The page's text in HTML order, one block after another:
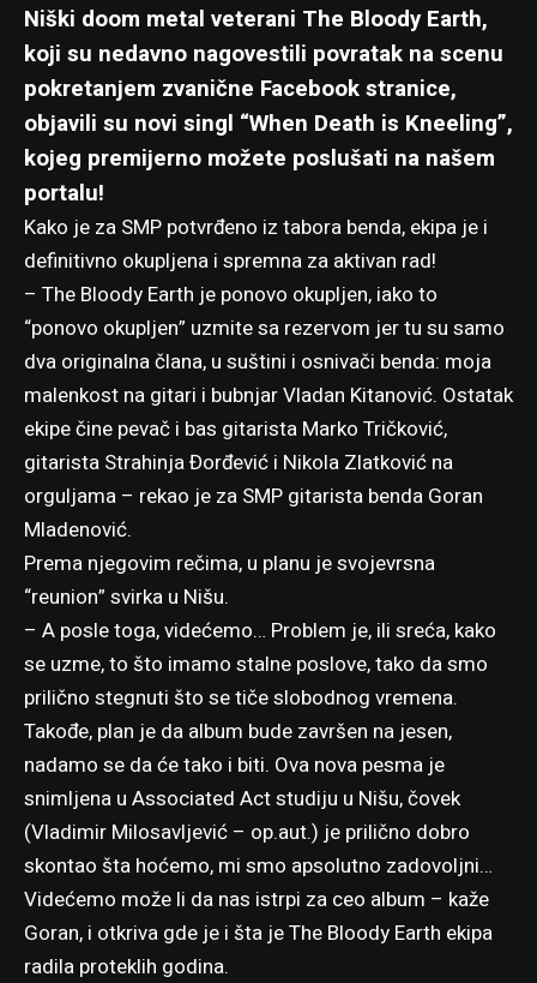
Niški doom metal veterani The Bloody Earth,
koji su nedavno nagovestili povratak na scenu
pokretanjem zvanične Facebook stranice,
objavili su novi singl “When Death is Kneeling”,
kojeg premijerno možete poslušati na našem
portalu!
Kako je za SMP potvrđeno iz tabora benda, ekipa je i
definitivno okupljena i spremna za aktivan rad!
– The Bloody Earth je ponovo okupljen, iako to
“ponovo okupljen” uzmite sa rezervom jer tu su samo
dva originalna člana, u suštini i osnivači benda: moja
malenkost na gitari i bubnjar Vladan Kitanović. Ostatak
ekipe čine pevač i bas gitarista Marko Tričković,
gitarista Strahinja Đorđević i Nikola Zlatković na
orguljama – rekao je za SMP gitarista benda Goran
Mladenović.
Prema njegovim rečima, u planu je svojevrsna
“reunion” svirka u Nišu.
– A posle toga, videćemo… Problem je, ili sreća, kako
se uzme, to što imamo stalne poslove, tako da smo
prilično stegnuti što se tiče slobodnog vremena.
Takođe, plan je da album bude završen na jesen,
nadamo se da će tako i biti. Ova nova pesma je
snimljena u Associated Act studiju u Nišu, čovek
(Vladimir Milosavljević – op.aut.) je prilično dobro
skontao šta hoćemo, mi smo apsolutno zadovoljni…
Videćemo može li da nas istrpi za ceo album – kaže
Goran, i otkriva gde je i šta je The Bloody Earth ekipa
radila proteklih godina.